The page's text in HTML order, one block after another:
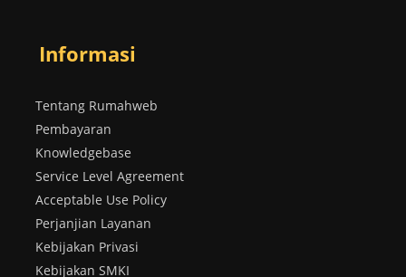
Informasi
Tentang Rumahweb
Pembayaran
Knowledgebase
Service Level Agreement
Acceptable Use Policy
Perjanjian Layanan
Kebijakan Privasi
Kebijakan SMKI